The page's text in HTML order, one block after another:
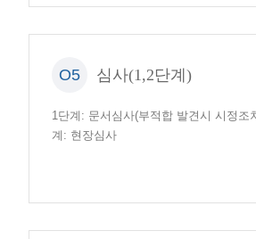
O5 심사(1,2단계)
1단계: 문서심사(부적합 발견시 시정조
계: 현장심사